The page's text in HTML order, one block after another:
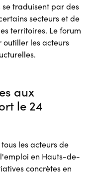
traduisent par des
secteurs et de
territoires. Le forum
les acteurs
aux
le 24
les acteurs de
en Hauts-de-
concrètes en